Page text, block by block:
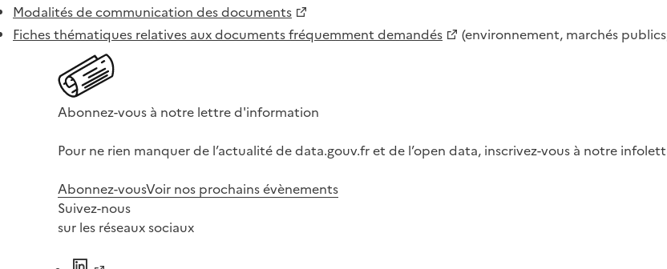
Modalités de communication des documents
Fiches thématiques relatives aux documents fréquemment demandés
(environnement, marchés
Abonnez-vous à notre lettre d'information
Pour ne rien manquer de l’actualité de data.gouv.fr et de l’open data, inscrivez-vous à notre
Abonnez-vousVoir nos prochains évènements
Suivez-nous
sur les réseaux sociaux